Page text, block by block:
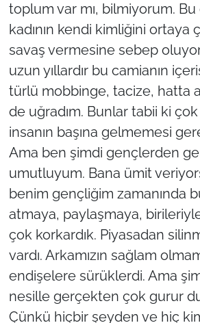
toplum var mı, bilmiyorum.
kadının kendi kimliğini ortaya
savaş vermesine sebep
uzun yıllardır bu camianın
türlü mobbinge, tacize, hatta
de uğradım. Bunlar tabii ki
insanın başına gelmemesi
Ama ben şimdi gençlerden
umutluyum. Bana ümit
benim gençliğim zamanında
atmaya, paylaşmaya,
çok korkardık. Piyasadan
vardı. Arkamızın sağlam
endişelere sürüklerdi. Ama
nesille gerçekten çok gurur
Çünkü hiçbir şeyden ve hiç